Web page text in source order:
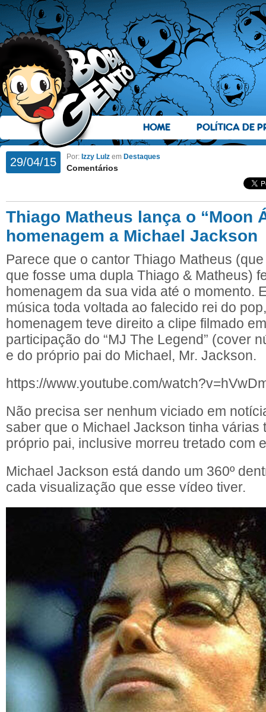
HOME POLÍTICA DE
29/04/15 Por: Izzy Lulz em Destaques
Comentários
Thiago Matheus lança o “Moon
homenagem a Michael Jackson
Parece que o cantor Thiago Matheus
que fosse uma dupla Thiago & Matheus)
homenagem da sua vida até o momento.
música toda voltada ao falecido rei do
homenagem teve direito a clipe filmado
participação do “MJ The Legend” (cover
e do próprio pai do Michael, Mr. Jackson.
https://www.youtube.com/
Não precisa ser nenhum viciado em
saber que o Michael Jackson tinha várias
próprio pai, inclusive morreu tretado com
Michael Jackson está dando um 360º
cada visualização que esse vídeo tiver.